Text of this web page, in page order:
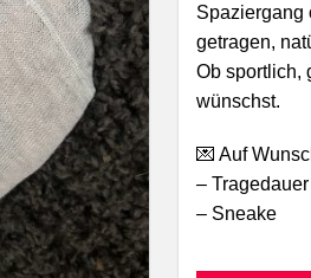
Spaziergang
getragen,
Ob sportlich,
wünschst.
💌 Auf
–
– Sneake